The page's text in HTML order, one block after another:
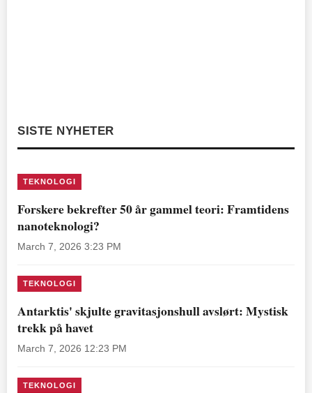
SISTE NYHETER
TEKNOLOGI
Forskere bekrefter 50 år gammel teori: Framtidens
nanoteknologi?
March 7, 2026 3:23 PM
TEKNOLOGI
Antarktis' skjulte gravitasjonshull avslørt: Mystisk
trekk på havet
March 7, 2026 12:23 PM
TEKNOLOGI